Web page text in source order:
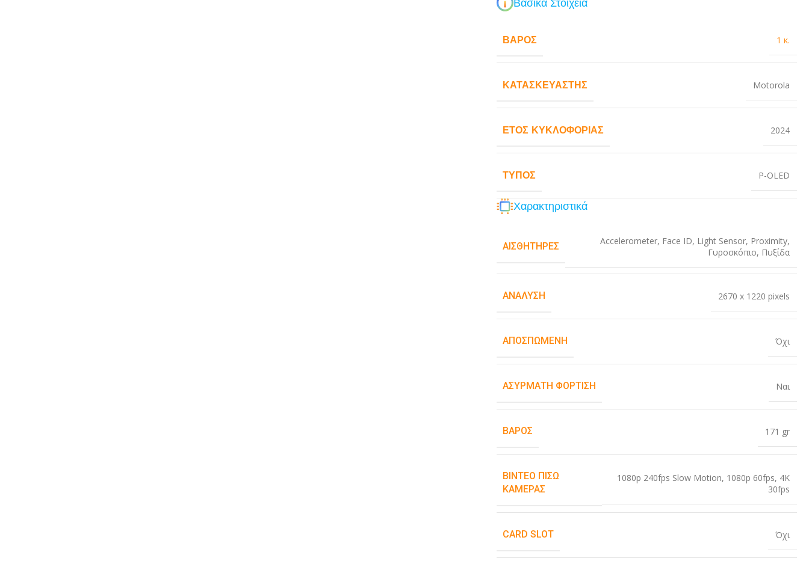
Βασικά Στοιχεία
ΒΆΡΟΣ 1 κ.
ΚΑΤΑΣΚΕΥΑΣΤΉΣ Motorola
ΈΤΟΣ ΚΥΚΛΟΦΟΡΊΑΣ 2024
ΤΎΠΟΣ P-OLED
Χαρακτηριστικά
ΑΙΣΘΗΤΉΡΕΣ Accelerometer, Face ID, Light Sensor, Proximity,
Γυροσκόπιο, Πυξίδα
ΑΝΆΛΥΣΗ 2670 x 1220 pixels
ΑΠΟΣΠΏΜΕΝΗ Όχι
ΑΣΎΡΜΑΤΗ ΦΌΡΤΙΣΗ Ναι
ΒΆΡΟΣ 171 gr
ΒΊΝΤΕΟ ΠΊΣΩ
ΚΆΜΕΡΑΣ
1080p 240fps Slow Motion, 1080p 60fps, 4K
30fps
CARD SLOT Όχι